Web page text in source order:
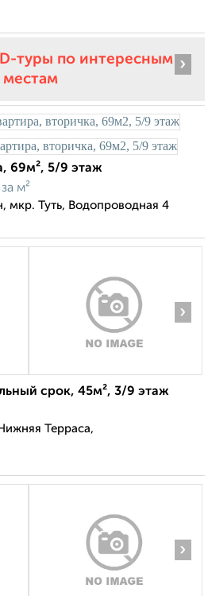
туры по интересным
местам
›
69м², 5/9 этаж
за м²
мкр. Туть, Водопроводная 4
›
срок, 45м², 3/9 этаж
Терраса,
›